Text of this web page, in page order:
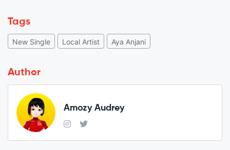
Tags
New Single Local Artist Aya Anjani
Author
Amozy Audrey